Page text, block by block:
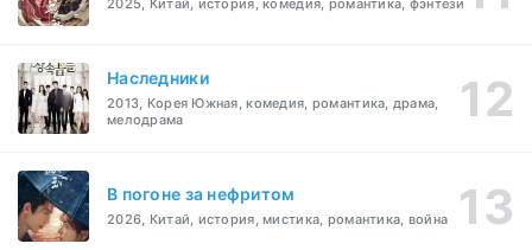
2025, Китай, история, комедия, романтика, фэнтези
Наследники
2013, Корея Южная, комедия, романтика, драма,
мелодрама
В погоне за нефритом
2026, Китай, история, мистика, романтика, война